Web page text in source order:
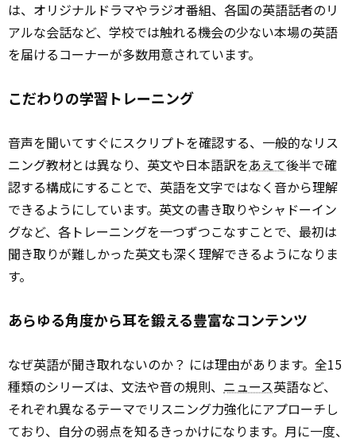
は、オリジナルドラマやラジオ番組、各国の英語話者のリ
アルな会話など、学校では触れる機会の少ない本場の英語
を届けるコーナーが多数用意されています。
こだわりの学習トレーニング
音声を聞いてすぐにスクリプトを確認する、一般的なリス
ニング教材とは異なり、英文や日本語訳をあえて後半で確
認する構成にすることで、英語を文字ではなく音から理解
できるようにしています。英文の書き取りやシャドーイン
グなど、各トレーニングを一つずつこなすことで、最初は
聞き取りが難しかった英文も深く理解できるようになりま
す。
あらゆる角度から耳を鍛える豊富なコンテンツ
なぜ英語が聞き取れないのか？ には理由があります。全15
種類のシリーズは、文法や音の規則、 ニュース英語など、
それぞれ異なるテーマでリスニング力強化にアプローチし
ており、自分の弱点を知るきっかけになります。月に一度、